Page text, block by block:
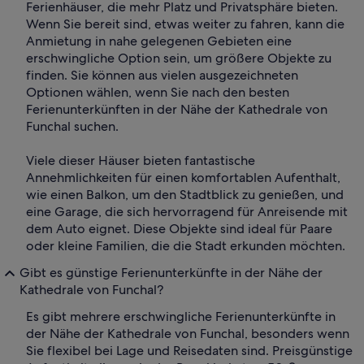
Ferienhäuser, die mehr Platz und Privatsphäre bieten.
Wenn Sie bereit sind, etwas weiter zu fahren, kann die
Anmietung in nahe gelegenen Gebieten eine
erschwingliche Option sein, um größere Objekte zu
finden. Sie können aus vielen ausgezeichneten
Optionen wählen, wenn Sie nach den besten
Ferienunterkünften in der Nähe der Kathedrale von
Funchal suchen.
Viele dieser Häuser bieten fantastische
Annehmlichkeiten für einen komfortablen Aufenthalt,
wie einen Balkon, um den Stadtblick zu genießen, und
eine Garage, die sich hervorragend für Anreisende mit
dem Auto eignet. Diese Objekte sind ideal für Paare
oder kleine Familien, die die Stadt erkunden möchten.
Gibt es günstige Ferienunterkünfte in der Nähe der
Kathedrale von Funchal?
Es gibt mehrere erschwingliche Ferienunterkünfte in
der Nähe der Kathedrale von Funchal, besonders wenn
Sie flexibel bei Lage und Reisedaten sind. Preisgünstige